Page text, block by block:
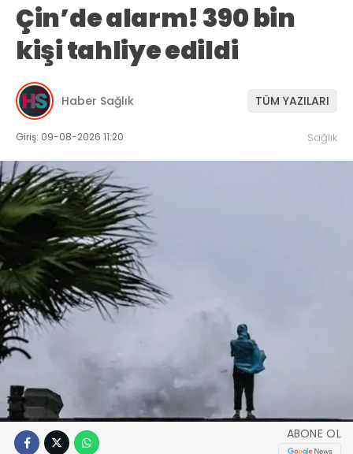
Çin’de alarm! 390 bin
kişi tahliye edildi
Haber Sağlık TÜM YAZILARI
Giriş: 09-08-2026 11:20 Sağlık
ABONE OL